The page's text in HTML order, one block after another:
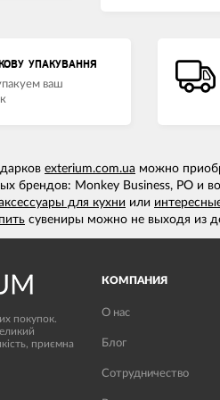
УПАКУВАННЯ
ваш
exterium.com.ua можно
брендов: Monkey Business, PO и
для кухни или
сувениры можно не выходя из
покупок.
приємна
КОМПАНИЯ
О нас
Блог
Сотрудничество